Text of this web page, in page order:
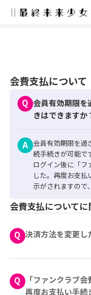
会費支払について
会員有効期限を
きはできますか
会員有効期限を過
続手続きが可能で
ログイン後に「フ
した。再度お支
示がされますので
会費支払について
決済方法を変更し
「ファンクラブ
再度お支払い手続